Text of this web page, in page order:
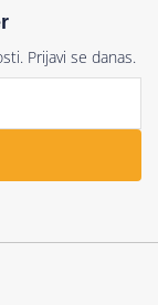
Prijavi se danas.